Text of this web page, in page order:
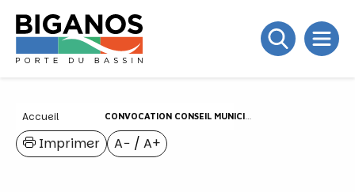
Accueil CONVOCATION CONSEIL MUNICIPAL DU 29-05-2024
A− / A+
Imprimer